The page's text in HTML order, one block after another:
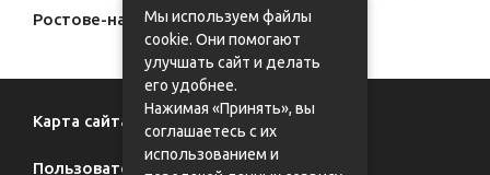
Ростове-на-Дону с доставкой
Карта сайта
Пользовательское соглашение
Мы используем файлы
cookie. Они помогают
улучшать сайт и делать
его удобнее.
Нажимая «Принять», вы
соглашаетесь с их
использованием и